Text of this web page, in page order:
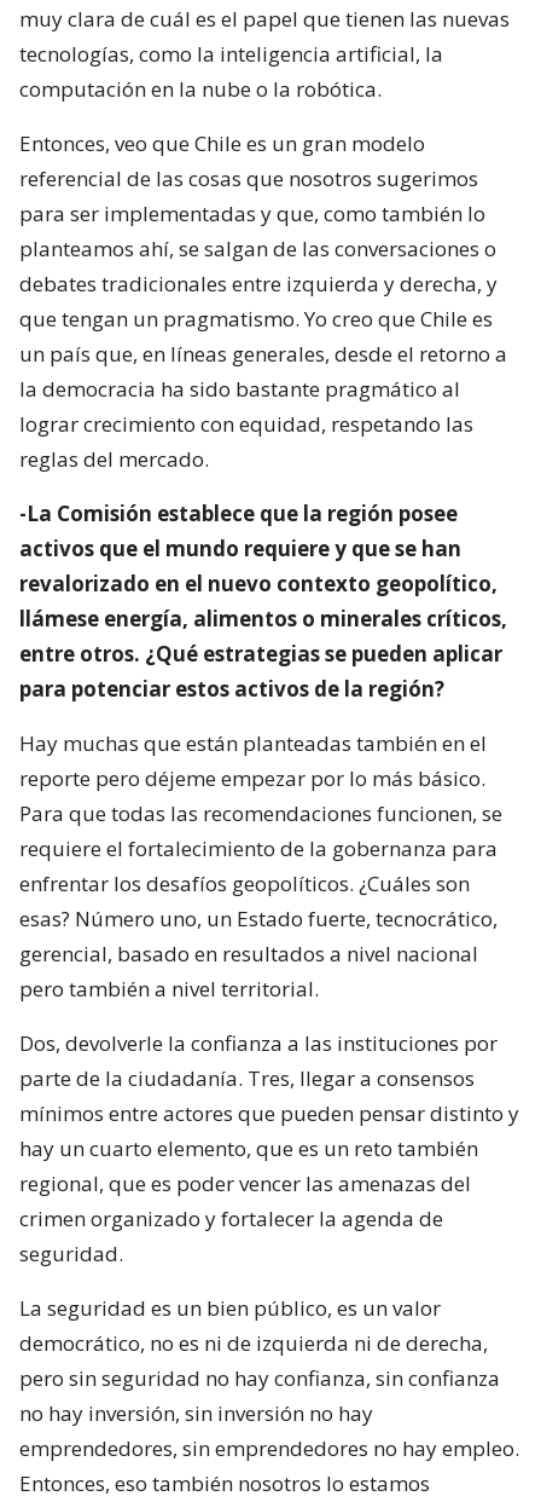
muy clara de cuál es el papel que tienen las nuevas
tecnologías, como la inteligencia artificial, la
computación en la nube o la robótica.
Entonces, veo que Chile es un gran modelo
referencial de las cosas que nosotros sugerimos
para ser implementadas y que, como también lo
planteamos ahí, se salgan de las conversaciones o
debates tradicionales entre izquierda y derecha, y
que tengan un pragmatismo. Yo creo que Chile es
un país que, en líneas generales, desde el retorno a
la democracia ha sido bastante pragmático al
lograr crecimiento con equidad, respetando las
reglas del mercado.
-La Comisión establece que la región posee
activos que el mundo requiere y que se han
revalorizado en el nuevo contexto geopolítico,
llámese energía, alimentos o minerales críticos,
entre otros. ¿Qué estrategias se pueden aplicar
para potenciar estos activos de la región?
Hay muchas que están planteadas también en el
reporte pero déjeme empezar por lo más básico.
Para que todas las recomendaciones funcionen, se
requiere el fortalecimiento de la gobernanza para
enfrentar los desafíos geopolíticos. ¿Cuáles son
esas? Número uno, un Estado fuerte, tecnocrático,
gerencial, basado en resultados a nivel nacional
pero también a nivel territorial.
Dos, devolverle la confianza a las instituciones por
parte de la ciudadanía. Tres, llegar a consensos
mínimos entre actores que pueden pensar distinto y
hay un cuarto elemento, que es un reto también
regional, que es poder vencer las amenazas del
crimen organizado y fortalecer la agenda de
seguridad.
La seguridad es un bien público, es un valor
democrático, no es ni de izquierda ni de derecha,
pero sin seguridad no hay confianza, sin confianza
no hay inversión, sin inversión no hay
emprendedores, sin emprendedores no hay empleo.
Entonces, eso también nosotros lo estamos